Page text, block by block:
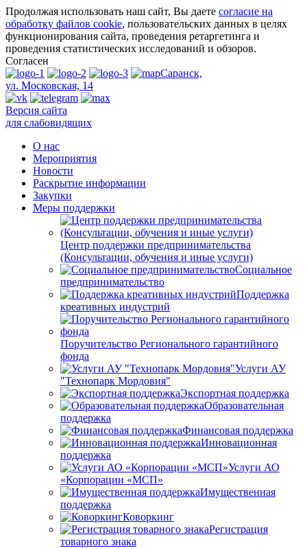
Продолжая использовать наш сайт, Вы даете согласие на
обработку файлов cookie, пользовательских данных в целях
функционирования сайта, проведения ретаргетинга и
проведения статистических исследований и обзоров.
Согласен
Саранск,
ул. Московская, 14
Версия сайта
для слабовидящих
О нас
Мероприятия
Новости
Раскрытие информации
Закупки
Меры поддержки
Центр поддержки предпринимательства
(Консультации, обучения и иные услуги)
Социальное
предпринимательство
Поддержка
креативных индустрий
Поручительство Регионального гарантийного
фонда
Услуги АУ
"Технопарк Мордовия"
Экспортная поддержка
Образовательная
поддержка
Финансовая поддержка
Инновационная
поддержка
Услуги АО
«Корпорации «МСП»
Имущественная
поддержка
Коворкинг
Регистрация
товарного знака